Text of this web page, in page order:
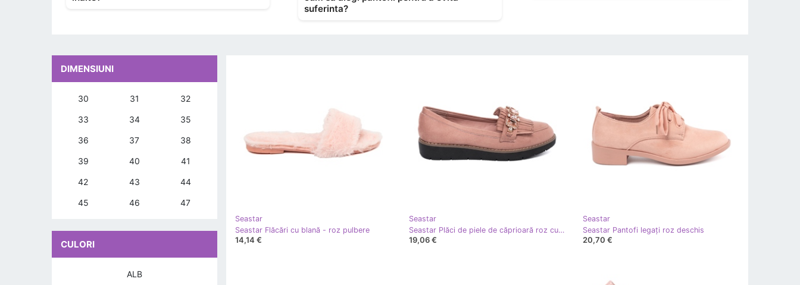
suferinta?
Seastar
Seastar Flăcări cu blană - roz pulbere
14,14 €
Seastar
Seastar Plăci de piele de căprioară roz cu cristale decorative
19,06 €
Seastar
Seastar Pantofi legați roz deschis
20,70 €
DIMENSIUNI
30 31 32
33 34 35
36 37 38
39 40 41
42 43 44
45 46 47
CULORI
ALB